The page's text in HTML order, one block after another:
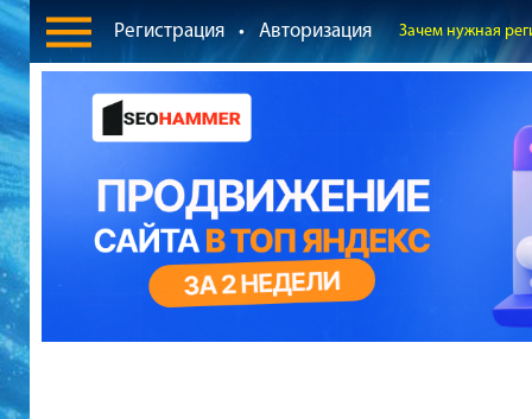
Регистрация • Авторизация Зачем нужная